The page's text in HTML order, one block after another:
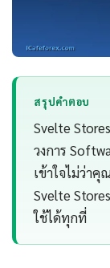
สรุปคำตอบ
Svelte
วงการ
เข้าใจไม่ว่า
Svelte
ใช้ได้ทุกที่